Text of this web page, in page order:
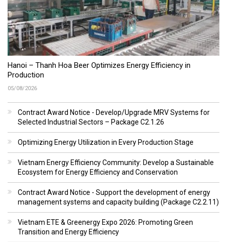
Hanoi – Thanh Hoa Beer Optimizes Energy Efficiency in
Production
05/08/2026
Contract Award Notice - Develop/Upgrade MRV Systems for
Selected Industrial Sectors – Package C2.1.26
Optimizing Energy Utilization in Every Production Stage
Vietnam Energy Efficiency Community: Develop a Sustainable
Ecosystem for Energy Efficiency and Conservation
Contract Award Notice - Support the development of energy
management systems and capacity building (Package C2.2.11)
Vietnam ETE & Greenergy Expo 2026: Promoting Green
Transition and Energy Efficiency